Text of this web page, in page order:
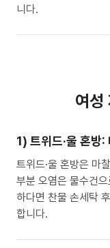
니다.
여성
1) 트위드·울 혼방:
트위드·울 혼방은 마
부분 오염은 물수건
하다면 찬물 손세탁
합니다.